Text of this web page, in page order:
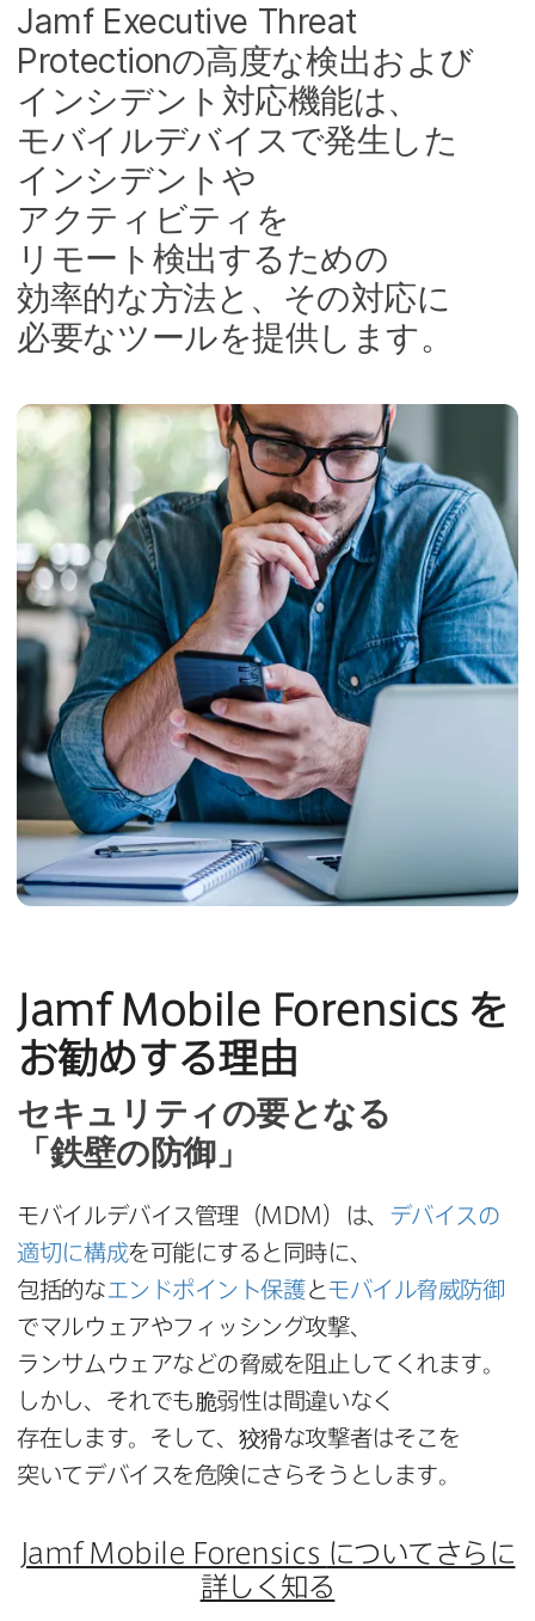
Jamf Executive Threat
Protectionの​高度な​検出および​
インシデント対応機能は、​
モバイルデバイスで​発生した​
インシデントや​
アクティビティを​
リモート検出する​ための​
効率的な​方​法と、​その​対応に​
必要な​ツールを​提供します。
Jamf Mobile Forensics を​
お勧めする​理由
セキュリティの​要と​なる​
「鉄壁の​防御」
モバイルデバイス管理​（MDM ）は、 デバイスの​
適切に​構成を​可能に​すると​同時に、​
包括的な エンドポイント保護と モバイル脅威防御
で​マルウェアや​フィッシング攻撃、​
ランサムウェアなどの​脅威を​阻止してくれます。​
しかし、​それでも​脆弱性は​間違いなく​
存在します。​そして、​狡猾な​攻撃者は​そこを​
突いて​デバイスを​危険に​さら​そうとします。
Jamf Mobile Forensics に​ついてさらに​
詳しく​知る